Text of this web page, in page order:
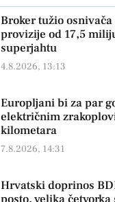
Broker tužio osnivača
provizije od 17,5
superjahtu
4.8.2026, 13:13
Europljani bi za par
električnim
kilometara
7.8.2026, 14:31
Hrvatski doprinos